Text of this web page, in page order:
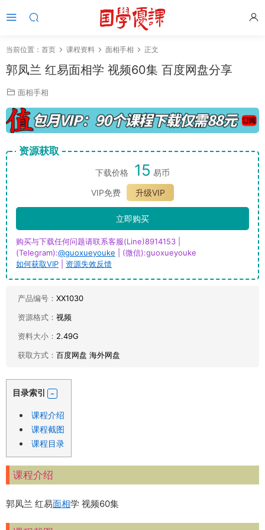
当前位置： 首页 课程资料 面相手相 正文
郭凤兰 红易面相学 视频60集 百度网盘分享
面相手相
资源获取
下载价格 15 易币
VIP免费
升级VIP
立即购买
购买与下载任何问题请联系客服(Line)8914153 |
(Telegram):@guoxueyouke | (微信):guoxueyouke
如何获取VIP
资源失效反馈
产品编号： XX1030
资源格式： 视频
资料大小： 2.49G
获取方式： 百度网盘 海外网盘
目录索引
课程介绍
课程截图
课程目录
课程介绍
郭凤兰 红易面相学 视频60集